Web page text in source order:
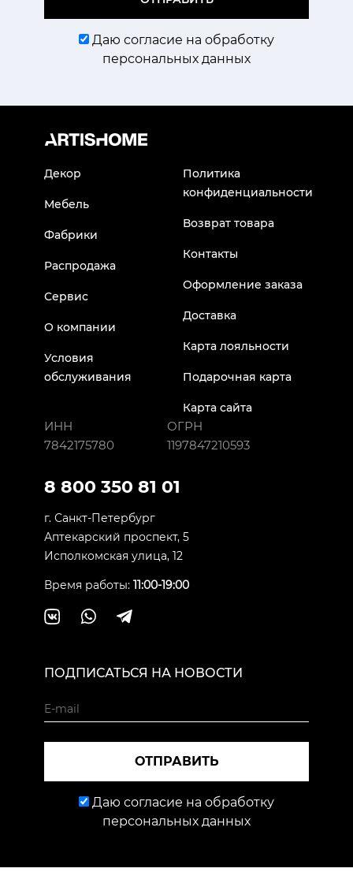
Даю согласие на обработку
персональных данных
Декор
Мебель
Фабрики
Распродажа
Сервис
О компании
Условия
обслуживания
Политика
конфиденциальности
Возврат товара
Контакты
Оформление заказа
Доставка
Карта лояльности
Подарочная карта
Карта сайта
ИНН
7842175780
ОГРН
1197847210593
8 800 350 81 01
г. Санкт-Петербург
Аптекарский проспект, 5
Исполкомская улица, 12
Время работы: 11:00-19:00
ПОДПИСАТЬСЯ НА НОВОСТИ
ОТПРАВИТЬ
Даю согласие на обработку
персональных данных